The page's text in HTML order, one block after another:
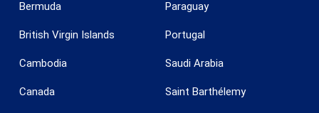
Bermuda
British Virgin Islands
Cambodia
Canada
Paraguay
Portugal
Saudi Arabia
Saint Barthélemy